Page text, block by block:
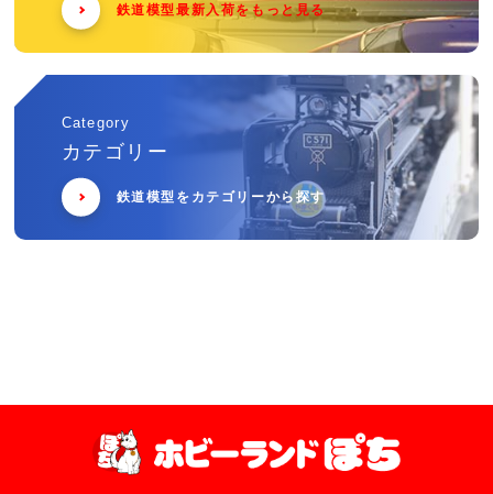
鉄道模型最新入荷をもっと見る
Category
カテゴリー
鉄道模型をカテゴリーから探す